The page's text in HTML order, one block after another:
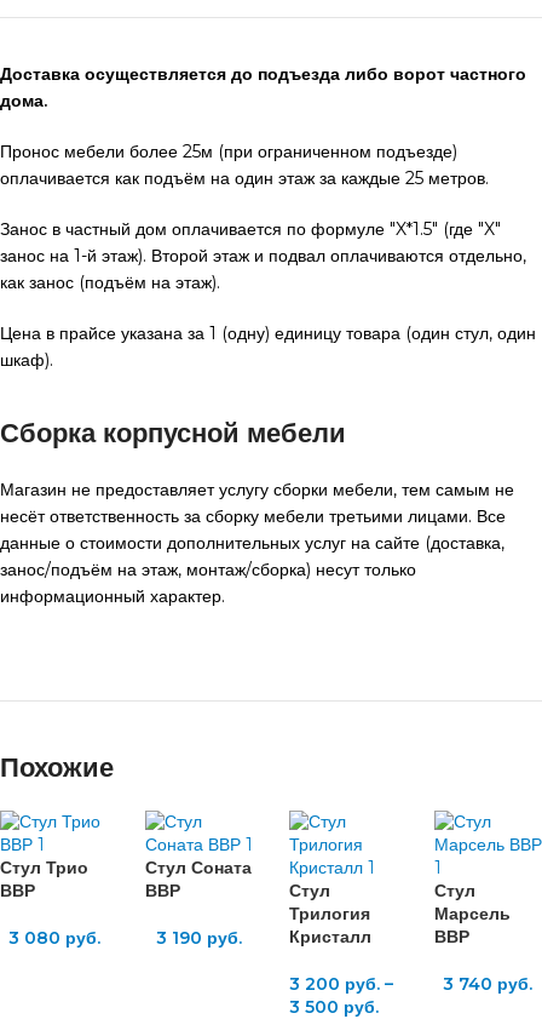
Доставка осуществляется до подъезда либо ворот частного
дома.
Пронос мебели более 25м (при ограниченном подъезде)
оплачивается как подъём на один этаж за каждые 25 метров.
Занос в частный дом оплачивается по формуле "X*1.5" (где "X"
занос на 1-й этаж). Второй этаж и подвал оплачиваются отдельно,
как занос (подъём на этаж).
Цена в прайсе указана за 1 (одну) единицу товара (один стул, один
шкаф).
Сборка корпусной мебели
Магазин не предоставляет услугу сборки мебели, тем самым не
несёт ответственность за сборку мебели третьими лицами. Все
данные о стоимости дополнительных услуг на сайте (доставка,
занос/подъём на этаж, монтаж/сборка) несут только
информационный характер.
Похожие
Стул Трио
ВВР
3 080 руб.
Стул Соната
ВВР
3 190 руб.
Стул
Трилогия
Кристалл
3 200 руб. –
3 500 руб.
Стул
Марсель
ВВР
3 740 руб.